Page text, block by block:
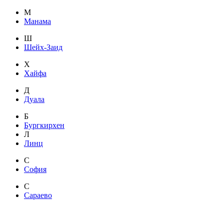
М
Манама
Ш
Шейх-Заид
Х
Хайфа
Д
Дуала
Б
Бургкирхен
Л
Линц
С
София
С
Сараево